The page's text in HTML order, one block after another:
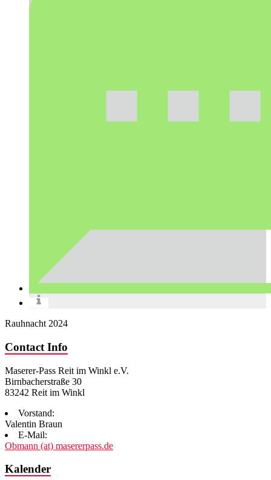
Rauhnacht 2024
Contact Info
Maserer-Pass Reit im Winkl e.V.
Birnbacherstraße 30
83242 Reit im Winkl
Vorstand:
Valentin Braun
E-Mail:
Obmann (at) masererpass.de
Kalender